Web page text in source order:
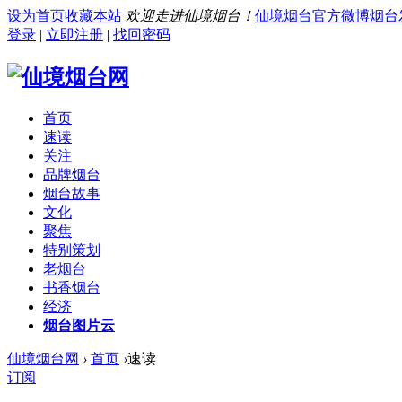
设为首页收藏本站 欢迎走进仙境烟台！ 仙境烟台官方微博烟台
登录 | 立即注册 | 找回密码
首页
速读
关注
品牌烟台
烟台故事
文化
聚焦
特别策划
老烟台
书香烟台
经济
烟台图片云
仙境烟台网 › 首页 ›速读
订阅